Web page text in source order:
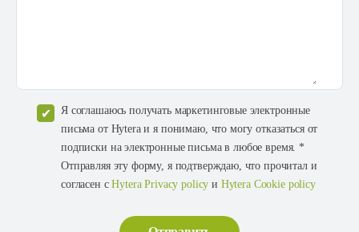
Я соглашаюсь получать маркетинговые электронные
письма от Hytera и я понимаю, что могу отказаться от
подписки на электронные письма в любое время. *
Отправляя эту форму, я подтверждаю, что прочитал и
согласен сHytera Privacy policy и Hytera Cookie policy